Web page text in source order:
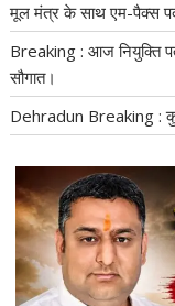
मूल मंत्र के साथ एम-पैक्स
Breaking : आज नियुक्ति
सौगात।
Dehradun Breaking :